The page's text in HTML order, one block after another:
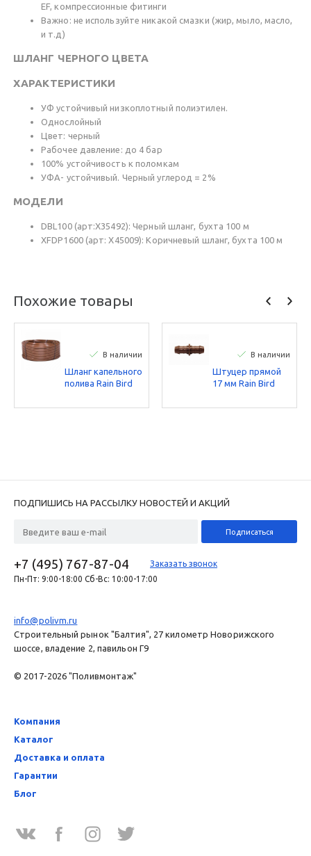
EF, компрессионные фитинги
Важно: не используйте никакой смазки (жир, мыло, масло,
и т.д)
ШЛАНГ ЧЕРНОГО ЦВЕТА
ХАРАКТЕРИСТИКИ
УФ устойчивый низкоплотный полиэтилен.
Однослойный
Цвет: черный
Рабочее давление: до 4 бар
100% устойчивость к поломкам
УФА- устойчивый. Черный углерод = 2%
МОДЕЛИ
DBL100 (арт:X35492): Черный шланг, бухта 100 м
XFDP1600 (арт: X45009): Коричневый шланг, бухта 100 м
Похожие товары
В наличии
Шланг капельного
полива Rain Bird
расход 1,6 л/ч,
В наличии
Штуцер прямой
17 мм Rain Bird
ПОДПИШИСЬ НА РАССЫЛКУ НОВОСТЕЙ И АКЦИЙ
+7 (495) 767-87-04
Заказать звонок
Пн-Пт: 9:00-18:00 Сб-Вс: 10:00-17:00
info@polivm.ru
Строительный рынок "Балтия", 27 километр Новорижского
шоссе, владение 2, павильон Г9
© 2017-2026 "Поливмонтаж"
Компания
Каталог
Доставка и оплата
Гарантии
Блог